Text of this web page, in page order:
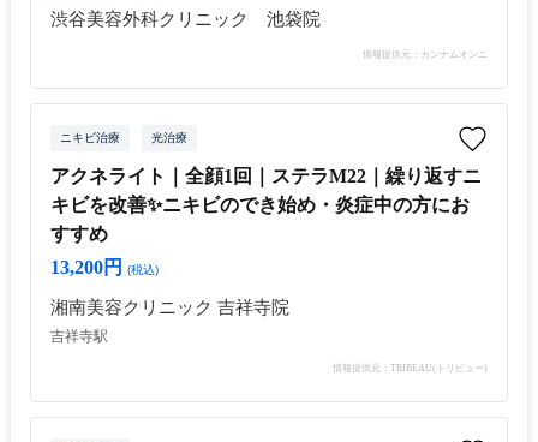
渋谷美容外科クリニック 池袋院
情報提供元：カンナムオンニ
ニキビ治療 光治療
アクネライト｜全顔1回｜ステラM22｜繰り返すニ
キビを改善✨ニキビのでき始め・炎症中の方にお
すすめ
13,200円
(税込)
湘南美容クリニック 吉祥寺院
吉祥寺駅
情報提供元：TRIBEAU(トリビュー)